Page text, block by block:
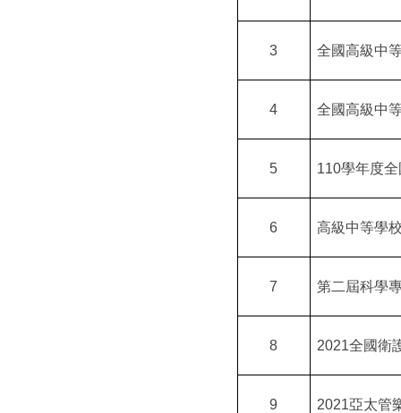
3 全國高級中
4 全國高級中
5 110學年度
6 高級中等學
7 第二屆科學
8 2021全國衛
9 2021亞太管